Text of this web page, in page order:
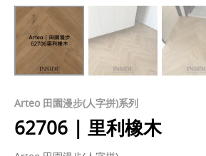
Arteo 田園漫步(人字拼)系列
62706 | 里利橡木